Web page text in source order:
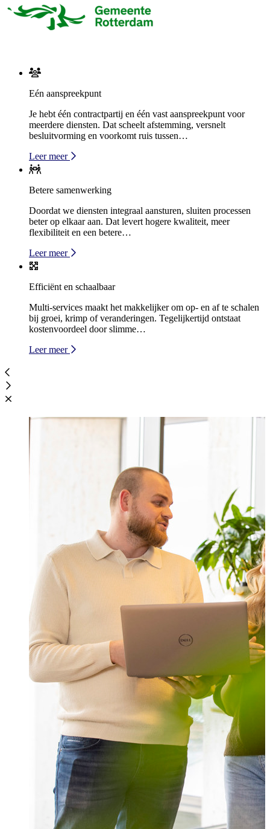
Eén aanspreekpunt
Je hebt één contractpartij en één vast aanspreekpunt voor
meerdere diensten. Dat scheelt afstemming, versnelt
besluitvorming en voorkomt ruis tussen…
Leer meer
Betere samenwerking
Doordat we diensten integraal aansturen, sluiten processen
beter op elkaar aan. Dat levert hogere kwaliteit, meer
flexibiliteit en een betere…
Leer meer
Efficiënt en schaalbaar
Multi‑services maakt het makkelijker om op‑ en af te schalen
bij groei, krimp of veranderingen. Tegelijkertijd ontstaat
kostenvoordeel door slimme…
Leer meer